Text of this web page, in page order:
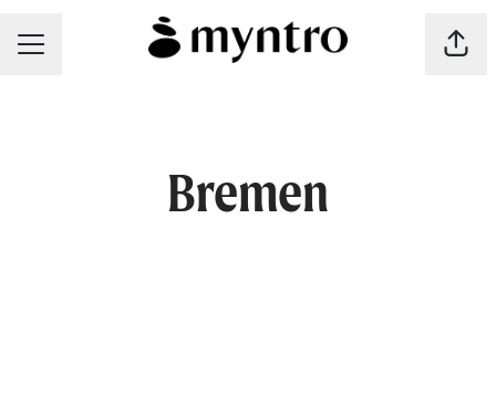
MENU KARIERY
Bremen